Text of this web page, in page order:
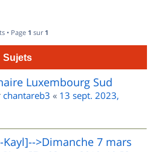
• Page 1 sur 1
Sujets
Luxembourg Sud
chantareb3 « 13 sept. 2023,
>Dimanche 7 mars